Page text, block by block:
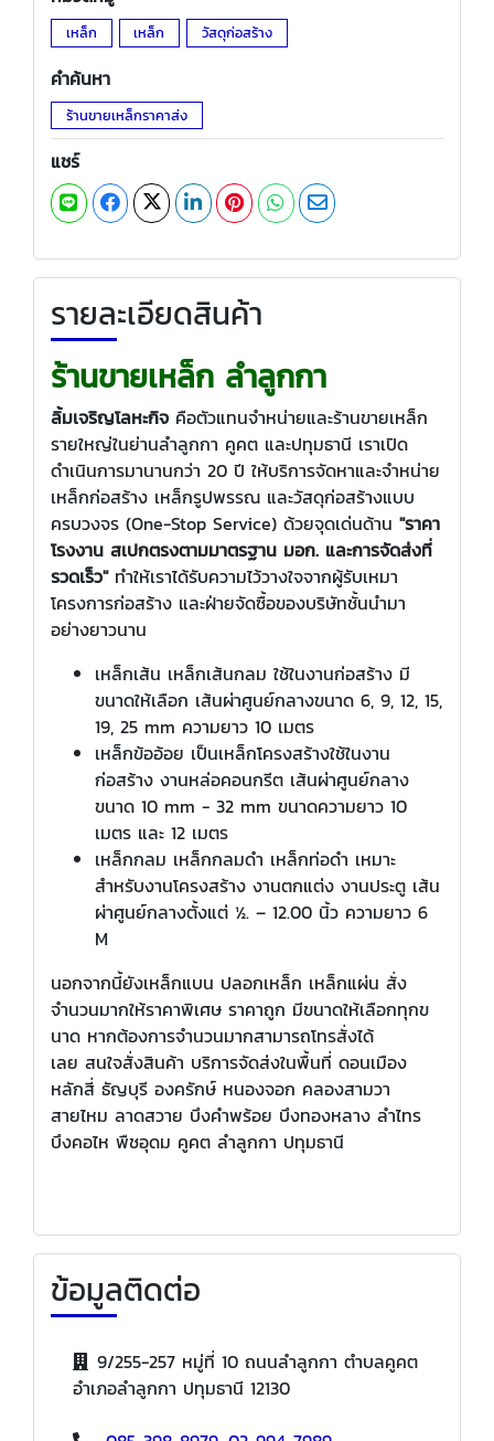
เหล็ก เหล็ก วัสดุก่อสร้าง
คำค้นหา
ร้านขายเหล็กราคาส่ง
แชร์
รายละเอียดสินค้า
ร้านขายเหล็ก ลำลูกกา
ลิ้มเจริญโลหะกิจ คือตัวแทนจำหน่ายและร้านขายเหล็ก
รายใหญ่ในย่านลำลูกกา คูคต และปทุมธานี เราเปิด
ดำเนินการมานานกว่า 20 ปี ให้บริการจัดหาและจำหน่าย
เหล็กก่อสร้าง เหล็กรูปพรรณ และวัสดุก่อสร้างแบบ
ครบวงจร (One-Stop Service) ด้วยจุดเด่นด้าน "ราคา
โรงงาน สเปกตรงตามมาตรฐาน มอก. และการจัดส่งที่
รวดเร็ว"ทำให้เราได้รับความไว้วางใจจากผู้รับเหมา
โครงการก่อสร้าง และฝ่ายจัดซื้อของบริษัทชั้นนำมา
อย่างยาวนาน
เหล็กเส้น เหล็กเส้นกลม ใช้ในงานก่อสร้าง มี
ขนาดให้เลือก เส้นผ่าศูนย์กลางขนาด 6, 9, 12, 15,
19, 25 mm ความยาว 10 เมตร
เหล็กข้ออ้อย เป็นเหล็กโครงสร้างใช้ในงาน
ก่อสร้าง งานหล่อคอนกรีต เส้นผ่าศูนย์กลาง
ขนาด 10 mm - 32 mm ขนาดความยาว 10
เมตร และ 12 เมตร
เหล็กกลม เหล็กกลมดำ เหล็กท่อดำ เหมาะ
สำหรับงานโครงสร้าง งานตกแต่ง งานประตู เส้น
ผ่าศูนย์กลางตั้งแต่ ½. – 12.00 นิ้ว ความยาว 6
M
นอกจากนี้ยังเหล็กแบน ปลอกเหล็ก เหล็กแผ่น สั่ง
จำนวนมากให้ราคาพิเศษ ราคาถูก มีขนาดให้เลือกทุกข
นาด หากต้องการจำนวนมากสามารถโทรสั่งได้
เลย สนใจสั่งสินค้า บริการจัดส่งในพื้นที่ ดอนเมือง
หลักสี่ ธัญบุรี องครักษ์ หนองจอก คลองสามวา
สายไหม ลาดสวาย บึงคำพร้อย บึงทองหลาง ลำไทร
บึงคอไห พืชอุดม คูคต ลำลูกกา ปทุมธานี
ข้อมูลติดต่อ
9/255-257 หมู่ที่ 10 ถนนลำลูกกา ตำบลคูคต
อำเภอลำลูกกา ปทุมธานี 12130